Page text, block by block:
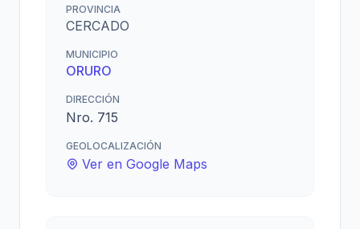
PROVINCIA
CERCADO
MUNICIPIO
ORURO
DIRECCIÓN
Nro. 715
GEOLOCALIZACIÓN
Ver en Google Maps